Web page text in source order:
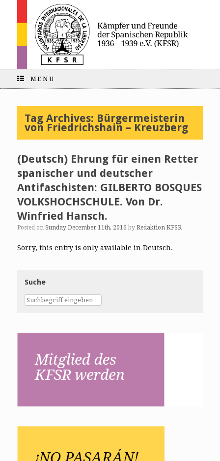
MENU
Tag Archives: Bürgermeisterin
von Friedrichshain – Kreuzberg
(Deutsch) Ehrung für einen Retter
spanischer und deutscher
Antifaschisten: GILBERTO BOSQUES
VOLKSHOCHSCHULE. Von Dr.
Winfried Hansch.
Posted on Sunday December 11th, 2016 by Redaktion KFSR
Sorry, this entry is only available in Deutsch.
Suche